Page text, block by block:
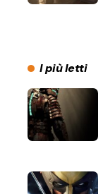
I più letti